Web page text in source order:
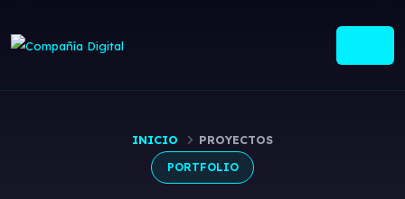
PORTFOLIO
INICIO PROYECTOS